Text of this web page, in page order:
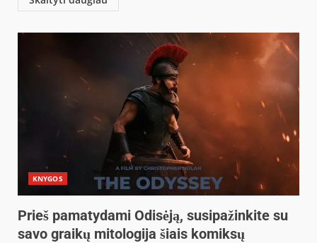
KNYGOS
Prieš pamatydami Odisėją, susipažinkite su
savo graikų mitologija šiais komiksų